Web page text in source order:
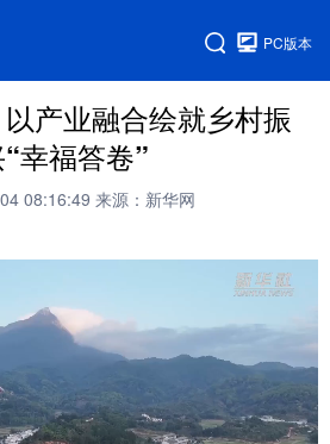
PC版本
产业融合绘就乡村振
幸福答卷”
08:16:49 来源：新华网